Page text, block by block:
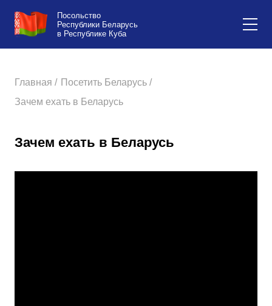
Посольство
Республики Беларусь
в Республике Куба
Главная / Посетить Беларусь /
Зачем ехать в Беларусь
Зачем ехать в Беларусь